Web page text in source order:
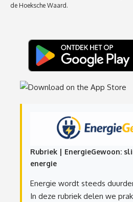
de Hoeksche Waard.
Rubriek | EnergieGewoon:
energie
Energie wordt steeds
In deze rubriek delen we